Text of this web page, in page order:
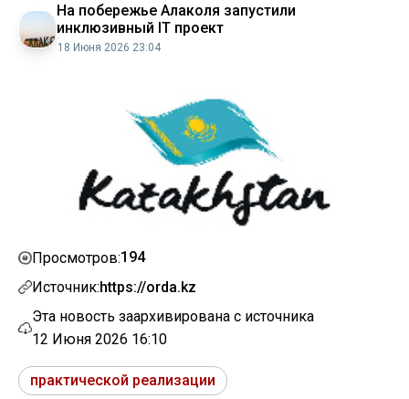
На побережье Алаколя запустили
инклюзивный IT проект
18 Июня 2026 23:04
Просмотров:194
Источник:https://orda.kz
Эта новость заархивирована с источника
12 Июня 2026 16:10
практической реализации